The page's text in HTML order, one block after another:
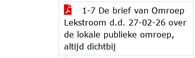
1-7 De brief van Omroep
Lekstroom d.d. 27-02-26 over
de lokale publieke omroep,
altijd dichtbij